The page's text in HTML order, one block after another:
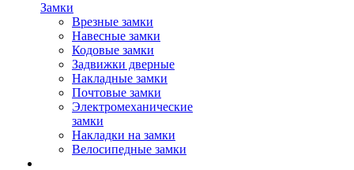
Замки
Врезные замки
Навесные замки
Кодовые замки
Задвижки дверные
Накладные замки
Почтовые замки
Электромеханические
замки
Накладки на замки
Велосипедные замки